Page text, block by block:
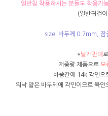
일반침 착용하시는 분들도 착용가
(일반귀걸
size: 바두께 0.7mm,
*낱개판매
저중량 제품으로 보
바중간에 14k 각인으
워낙 얇은 바두께에 각인이므로 육